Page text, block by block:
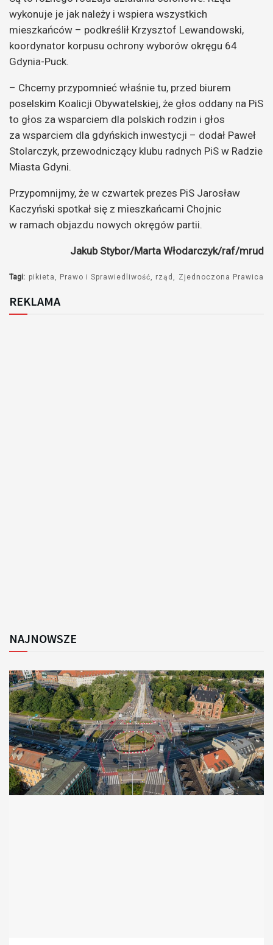
wykonuje je jak należy i wspiera wszystkich
mieszkańców – podkreślił Krzysztof Lewandowski,
koordynator korpusu ochrony wyborów okręgu 64
Gdynia-Puck.
– Chcemy przypomnieć właśnie tu, przed biurem
poselskim Koalicji Obywatelskiej, że głos oddany na PiS
to głos za wsparciem dla polskich rodzin i głos
za wsparciem dla gdyńskich inwestycji – dodał Paweł
Stolarczyk, przewodniczący klubu radnych PiS w Radzie
Miasta Gdyni.
Przypomnijmy, że w czwartek prezes PiS Jarosław
Kaczyński spotkał się z mieszkańcami Chojnic
w ramach objazdu nowych okręgów partii.
Jakub Stybor/Marta Włodarczyk/raf/mrud
Tagi: pikieta Prawo i Sprawiedliwość rząd Zjednoczona Prawica
REKLAMA
NAJNOWSZE